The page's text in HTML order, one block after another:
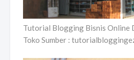
Tutorial Blogging Bisnis Online
Toko Sumber :